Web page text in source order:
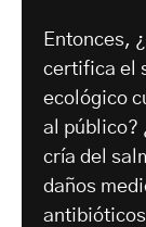
Entonces,
certifica el
ecológico
al público?
cría del
daños